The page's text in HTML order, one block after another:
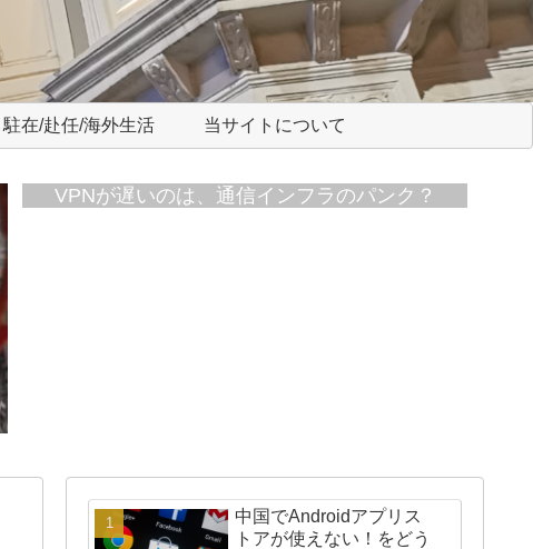
駐在/赴任/海外生活 当サイトについて
VPNが遅いのは、通信インフラのパンク？
中国でAndroidアプリス
トアが使えない！をどう